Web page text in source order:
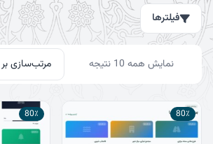
جستجو
جستجو
برای:
جستجو
دسته‌بندی
استانداری
فیلترها
نمایش همه 10 نتیجه
مرتب‌سازی
80٪ 80٪